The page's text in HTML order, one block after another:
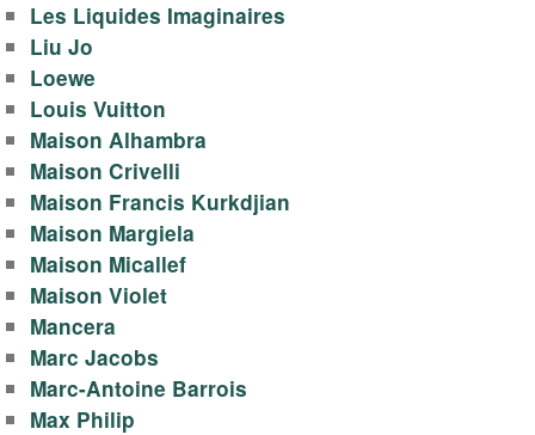
Les Liquides Imaginaires
Liu Jo
Loewe
Louis Vuitton
Maison Alhambra
Maison Crivelli
Maison Francis Kurkdjian
Maison Margiela
Maison Micallef
Maison Violet
Mancera
Marc Jacobs
Marc-Antoine Barrois
Max Philip